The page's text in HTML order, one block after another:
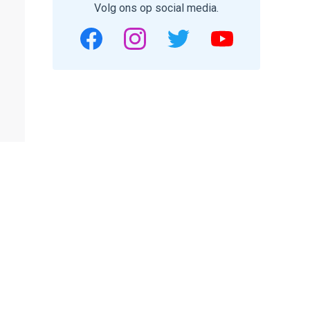
Volg ons op social media.